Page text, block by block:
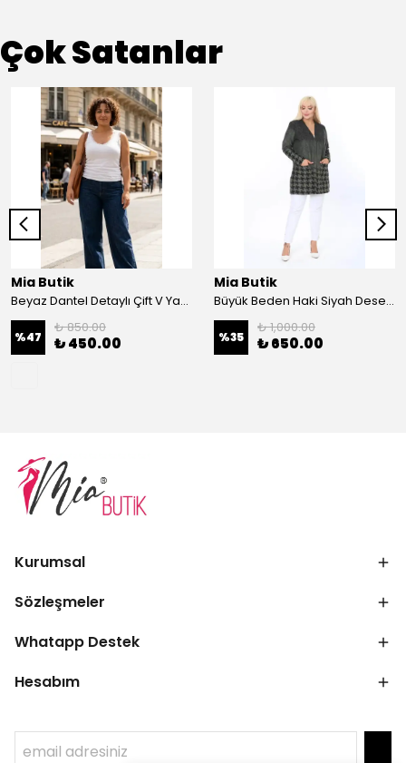
Çok Satanlar
Mia Butik
Beyaz Dantel Detaylı Çift V Yaka Karşkorse Esnek Bluz
%47
₺ 850.00
₺ 450.00
Mia Butik
Büyük Beden Haki Siyah Desenli Hırka
%35
₺ 1,000.00
₺ 650.00
Kurumsal
Sözleşmeler
Whatapp Destek
Hesabım